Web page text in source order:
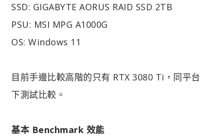
SSD: GIGABYTE AORUS RAID SSD 2TB
PSU: MSI MPG A1000G
OS: Windows 11
目前手邊比較高階的只有 RTX 3080 Ti，同平台
下測試比較。
基本 Benchmark 效能